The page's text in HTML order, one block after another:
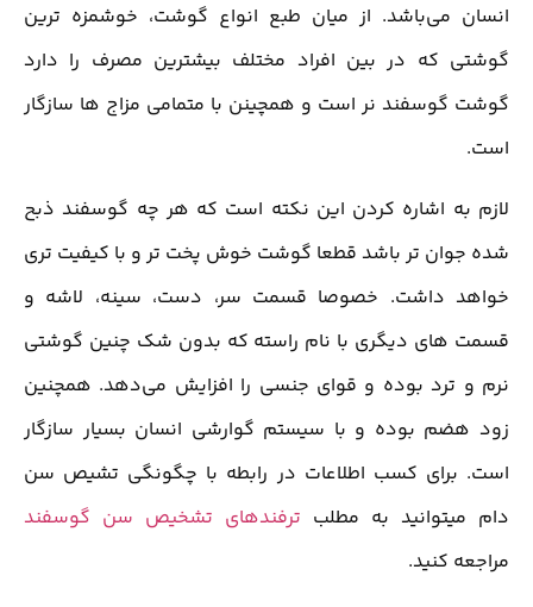
انسان می‌باشد. از میان طبع انواع گوشت، خوشمزه ترین
گوشتی که در بین افراد مختلف بیشترین مصرف را دارد
گوشت گوسفند نر است و همچینن با متمامی مزاج ها سازگار
است.
لازم به اشاره کردن این نکته است که هر چه گوسفند ذبح
شده جوان تر باشد قطعا گوشت خوش پخت تر و با کیفیت تری
خواهد داشت. خصوصا قسمت سر، دست، سینه، لاشه و
قسمت های دیگری با نام راسته که بدون شک چنین گوشتی
نرم و ترد بوده و قوای جنسی را افزایش می‌دهد. همچنین
زود هضم بوده و با سیستم گوارشی انسان بسیار سازگار
است. برای کسب اطلاعات در رابطه با چگونگی تشیص سن
دام میتوانید به مطلبترفندهای تشخیص سن گوسفند
مراجعه کنید.